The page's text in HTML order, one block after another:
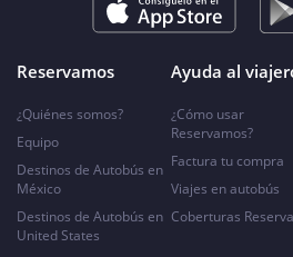
Reservamos
¿Quiénes somos?
Equipo
Destinos de Autobús en
México
Destinos de Autobús en
United States
Ayuda al
¿Cómo usar
Reservamos?
Factura tu compra
Viajes en autobús
Coberturas